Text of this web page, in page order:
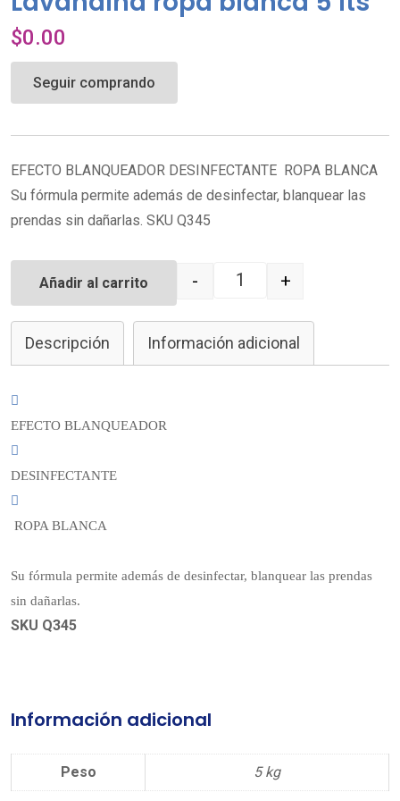
$0.00
Seguir comprando
EFECTO BLANQUEADOR DESINFECTANTE ROPA BLANCA
Su fórmula permite además de desinfectar, blanquear las
prendas sin dañarlas. SKU Q345
Quantity
- +
Añadir al carrito
Descripción Información adicional
EFECTO BLANQUEADOR
DESINFECTANTE
ROPA BLANCA
Su fórmula permite además de desinfectar, blanquear las prendas
sin dañarlas.
SKU Q345
Información adicional
Peso 5 kg